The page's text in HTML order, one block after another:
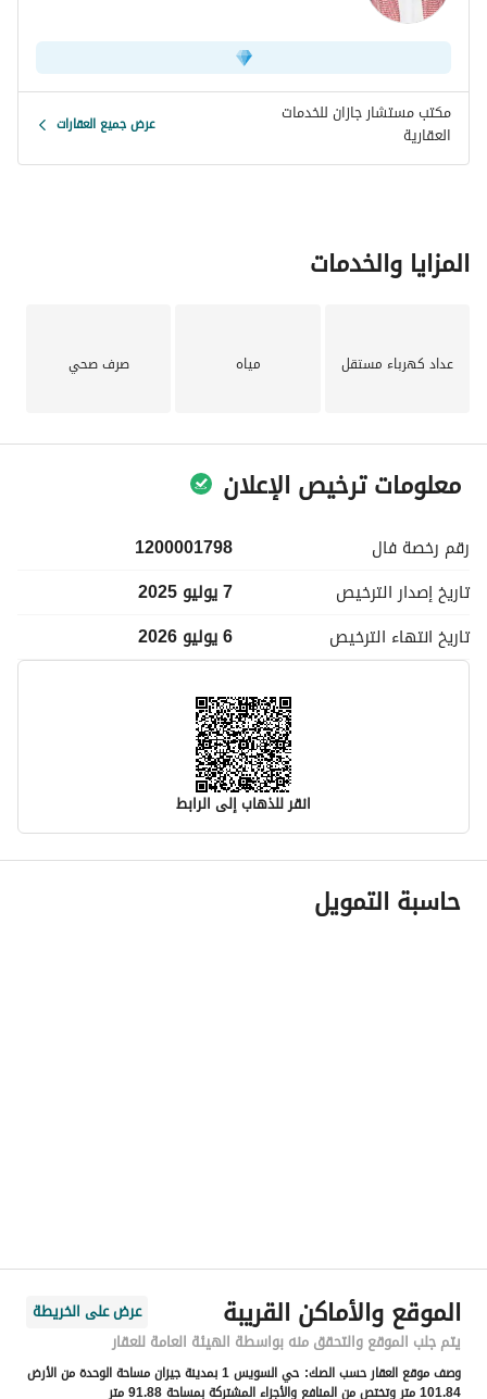
مكتب مستشار جازان للخدمات
العقارية عرض جميع العقارات
المزايا والخدمات
عداد كهرباء مستقل مياه صرف صحي
معلومات ترخيص الإعلان
رقم رخصة فال
1200001798
تاريخ إصدار الترخيص
7 يوليو 2025
تاريخ انتهاء الترخيص 6 يوليو 2026
انقر للذهاب إلى الرابط
معلومات مسؤول الإعلان
اسم المسؤول
رقم المبنى
3349
الرقم الاضافي
7892
حاسبة التمويل
الموقع والأماكن القريبة
عرض على الخريطة
يتم جلب الموقع والتحقق منه بواسطة الهيئة العامة للعقار
وصف موقع العقار حسب الصك:
حي السويس 1 بمدينة جيزان مساحة الوحدة من الأرض
101.84 متر وتختص من المنافع والأجزاء المشتركة بمساحة 91.88 متر